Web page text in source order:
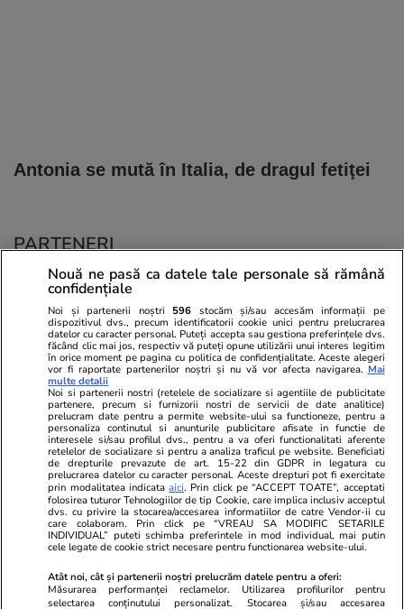
Antonia se mută în Italia, de dragul fetiţei
PARTENERI
Viva.ro
Ce s-a aflat despre prima soție a lui Claudiu
Manda i-a suprins pe toți! Dar mai ales gestul
făcut de Olguța pentru mama copilului
soțului e chiar cir...
Unica.ro
Nu și ei! S-au
căsnicie! Cei doi
secret. Nimeni
motiv al
Nouă ne pasă ca datele tale personale să rămână
confidențiale
Noi și partenerii noștri 596 stocăm și/sau accesăm informații pe
dispozitivul dvs., precum identificatorii cookie unici pentru prelucrarea
datelor cu caracter personal. Puteți accepta sau gestiona preferințele dvs.
făcând clic mai jos, respectiv vă puteți opune utilizării unui interes legitim
în orice moment pe pagina cu politica de confidențialitate. Aceste alegeri
vor fi raportate partenerilor noștri și nu vă vor afecta navigarea. Mai
multe detalii
Noi si partenerii nostri (retelele de socializare si agentiile de publicitate
partenere, precum si furnizorii nostri de servicii de date analitice)
prelucram date pentru a permite website-ului sa functioneze, pentru a
personaliza continutul si anunturile publicitare afisate in functie de
interesele si/sau profilul dvs., pentru a va oferi functionalitati aferente
retelelor de socializare si pentru a analiza traficul pe website. Beneficiati
de drepturile prevazute de art. 15-22 din GDPR in legatura cu
prelucrarea datelor cu caracter personal. Aceste drepturi pot fi exercitate
prin modalitatea indicataaici. Prin click pe “ACCEPT TOATE”, acceptati
folosirea tuturor Tehnologiilor de tip Cookie, care implica inclusiv acceptul
dvs. cu privire la stocarea/accesarea informatiilor de catre Vendor-ii cu
care colaboram. Prin click pe “VREAU SA MODIFIC SETARILE
INDIVIDUAL” puteti schimba preferintele in mod individual, mai putin
cele legate de cookie strict necesare pentru functionarea website-ului.
Atât noi, cât și partenerii noștri prelucrăm datele pentru a oferi:
Măsurarea performanței reclamelor. Utilizarea profilurilor pentru
selectarea conținutului personalizat. Stocarea și/sau accesarea